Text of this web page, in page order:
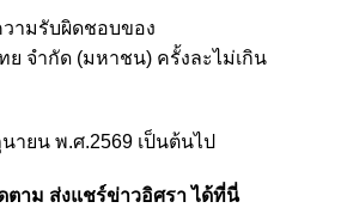
ามรับผิดชอบของ
จำกัด (มหาชน) ครั้งละไม่เกิน
ายน พ.ศ.2569 เป็นต้นไป
ตาม ส่งแชร์ข่าวอิศรา ได้ที่นี่